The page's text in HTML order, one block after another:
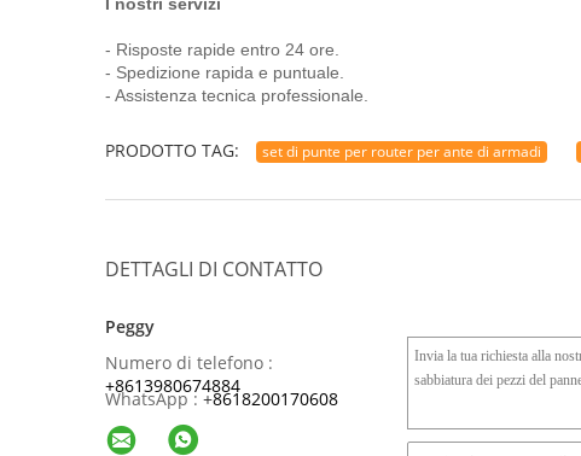
- Risposte rapide entro 24 ore.
- Spedizione rapida e puntuale.
- Assistenza tecnica professionale.
PRODOTTO TAG: set di punte per router per ante di armadi
DETTAGLI DI CONTATTO
Peggy
Numero di telefono :
+8613980674884
WhatsApp : +8618200170608